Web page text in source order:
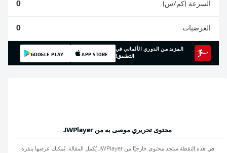
السرعة (كم/س) 0
العرضيات 0
المزيد من الدوري الألماني في
التطبيق!
APP STORE
GOOGLE PLAY
محتوى تحريري موصى به من JWPlayer
في هذه النقطة ستجد محتوى خارجيًا منJWPlayer يُكمل المقالة. يُمكنك عرضها بنقرة